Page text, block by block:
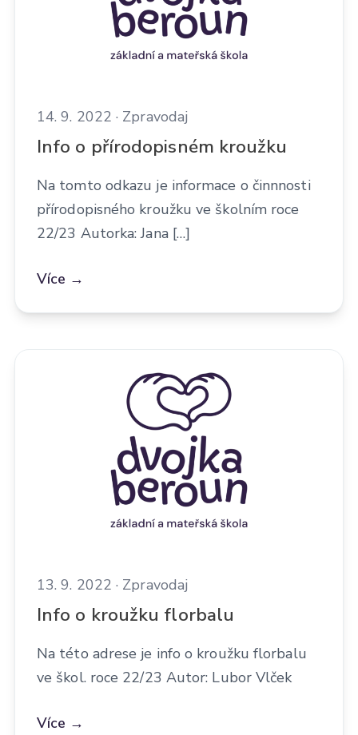
14. 9. 2022 · Zpravodaj
Info o přírodopisném kroužku
Na tomto odkazu je informace o činnnosti
přírodopisného kroužku ve školním roce
22/23 Autorka: Jana […]
Více →
13. 9. 2022 · Zpravodaj
Info o kroužku florbalu
Na této adrese je info o kroužku florbalu
ve škol. roce 22/23 Autor: Lubor Vlček
Více →